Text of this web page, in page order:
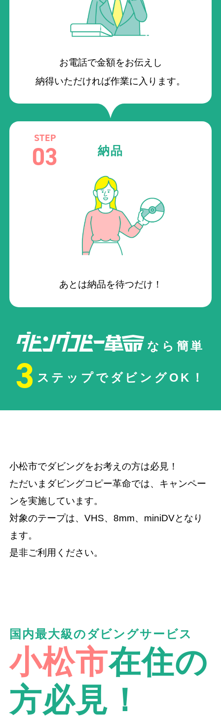
お電話で金額をお伝えし
納得いただければ作業に入ります。
STEP
03 納品
あとは納品を待つだけ！
なら簡単
3 ステップでダビングOK！
小松市でダビングをお考えの方は必見！
ただいまダビングコピー革命では、キャンペー
ンを実施しています。
対象のテープは、VHS、8mm、miniDVとなり
ます。
是非ご利用ください。
国内最大級のダビングサービス
小松市在住の
方必見！